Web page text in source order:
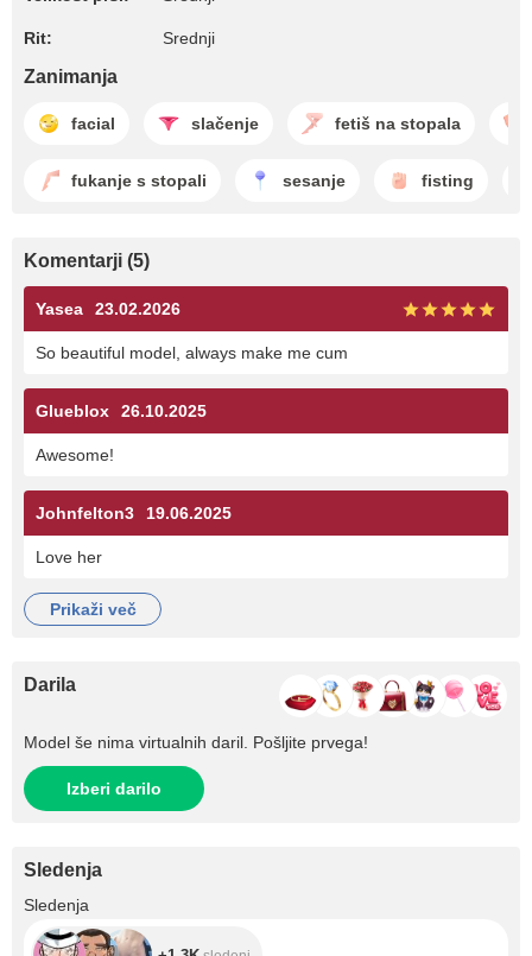
Rit: Srednji
Zanimanja
facial slačenje fetiš na stopala
fukanje s stopali sesanje fisting
Komentarji (5)
Yasea 23.02.2026
So beautiful model, always make me cum
Glueblox 26.10.2025
Awesome!
Johnfelton3 19.06.2025
Love her
prikaži več
Darila
Model še nima virtualnih daril. Pošljite prvega!
Izberi darilo
Sledenja
Sledenja